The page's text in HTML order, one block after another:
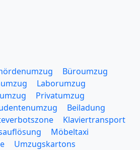
Büroumzug
Laborumzug
Privatumzug
Beiladung
Klaviertransport
Möbeltaxi
Umzugskartons